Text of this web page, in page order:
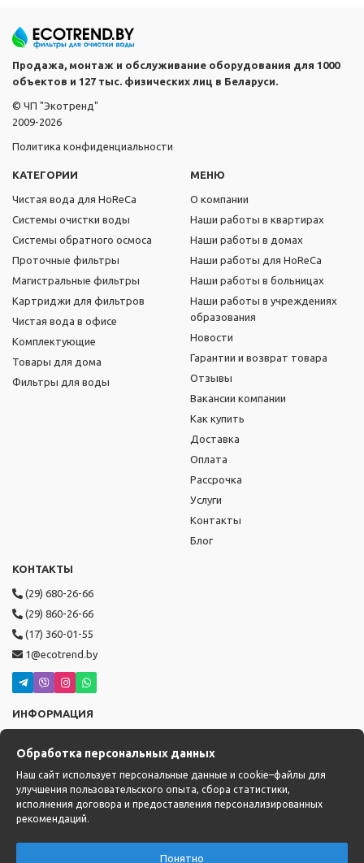
Продажа, монтаж и обслуживание оборудования для 1000
объектов и 127 тыс. физических лиц в Беларуси.
© ЧП "Экотренд"
2009-2026
Политика конфиденциальности
КАТЕГОРИИ
Чистая вода для HoReCa
Системы очистки воды
Системы обратного осмоса
Проточные фильтры
Магистральные фильтры
Картриджи для фильтров
Чистая вода в офисе
Комплектующие
Товары для дома
Фильтры для воды
МЕНЮ
О компании
Наши работы в квартирах
Наши работы в домах
Наши работы для HoReCa
Наши работы в больницах
Наши работы в учреждениях
образования
Новости
Гарантии и возврат товара
Отзывы
Вакансии компании
Как купить
Доставка
Оплата
Рассрочка
Услуги
Контакты
Блог
КОНТАКТЫ
(29) 680-26-66
(29) 860-26-66
(17) 360-01-55
1@ecotrend.by
ИНФОРМАЦИЯ
сб-вс с 10:00 до 17:00
Доставка: с 14:00 до 22:00
Обработка персональных данных
Наш сайт использует персональные данные и cookie–файлы для
улучшения пользовательского опыта, сбора статистики,
исполнения договора и предоставления персонализированных
рекомендаций.
Понятно